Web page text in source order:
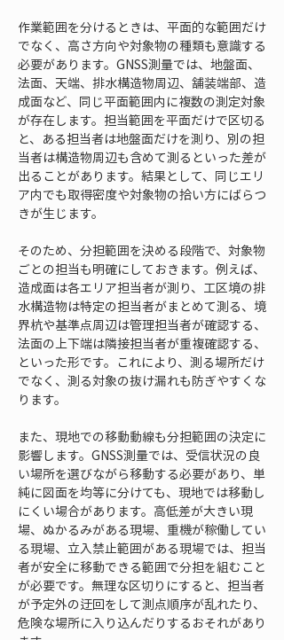
作業範囲を分けるときは、平面的な範囲だけ
でなく、高さ方向や対象物の種類も意識する
必要があります。GNSS測量では、地盤面、
法面、天端、排水構造物周辺、舗装端部、造
成面など、同じ平面範囲内に複数の測定対象
が存在します。担当範囲を平面だけで区切る
と、ある担当者は地盤面だけを測り、別の担
当者は構造物周辺も含めて測るといった差が
出ることがあります。結果として、同じエリ
ア内でも取得密度や対象物の拾い方にばらつ
きが生じます。
そのため、分担範囲を決める段階で、対象物
ごとの担当も明確にしておきます。例えば、
造成面は各エリア担当者が測り、工区境の排
水構造物は特定の担当者がまとめて測る、境
界杭や基準点周辺は管理担当者が確認する、
法面の上下端は隣接担当者が重複確認する、
といった形です。これにより、測る場所だけ
でなく、測る対象の抜け漏れも防ぎやすくな
ります。
また、現地での移動動線も分担範囲の決定に
影響します。GNSS測量では、受信状況の良
い場所を選びながら移動する必要があり、単
純に図面を均等に分けても、現地では移動し
にくい場合があります。高低差が大きい現
場、ぬかるみがある現場、重機が稼働してい
る現場、立入禁止範囲がある現場では、担当
者が安全に移動できる範囲で分担を組むこと
が必要です。無理な区切りにすると、担当者
が予定外の迂回をして測点順序が乱れたり、
危険な場所に入り込んだりするおそれがあり